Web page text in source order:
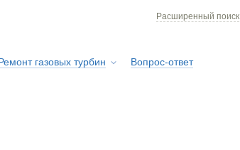
Расширенный поиск
газовых турбин Вопрос-ответ